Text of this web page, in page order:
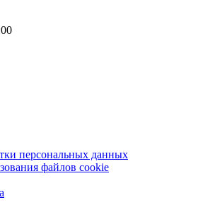
персональных данных
файлов cookie